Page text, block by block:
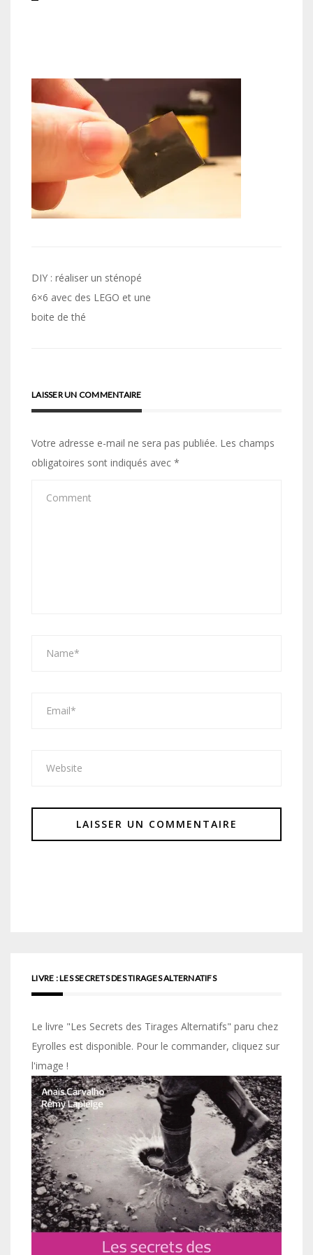
Navigation
de
l’article
DIY : réaliser un sténopé
6×6 avec des LEGO et une
boite de thé
LAISSER UN COMMENTAIRE
Votre adresse e-mail ne sera pas publiée. Les champs
obligatoires sont indiqués avec *
LIVRE : LES SECRETS DES TIRAGES ALTERNATIFS
Le livre "Les Secrets des Tirages Alternatifs" paru chez
Eyrolles est disponible. Pour le commander, cliquez sur
l'image !